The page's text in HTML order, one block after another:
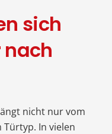
sich
nach
nicht nur vom
Türtyp. In vielen